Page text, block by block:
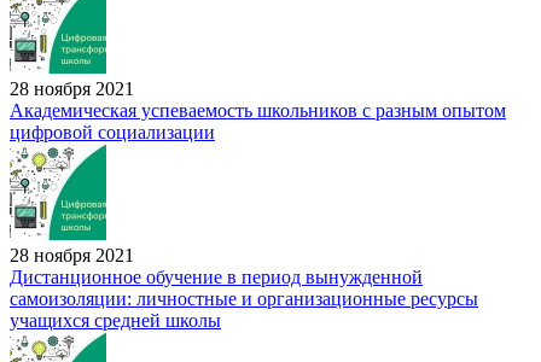
28 ноября 2021
Академическая успеваемость школьников с разным опытом
цифровой социализации
28 ноября 2021
Дистанционное обучение в период вынужденной
самоизоляции: личностные и организационные ресурсы
учащихся средней школы